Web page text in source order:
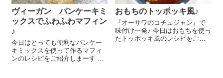
ヴィーガン パンケーキミ
ックスでふわふわマフィン
♪
今日はとっても便利なパンケー
キミックスを使って作るマフィ
ンのレシピをご紹介しまーす も
おもちのトッポッキ風♪
『オーサワのコチュジャン』で
味付け一発♪ 今日はおもちを使っ
たトッポッキ風のレシピをご紹